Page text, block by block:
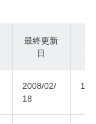
最終更新
日
ジ
2008/02/
18